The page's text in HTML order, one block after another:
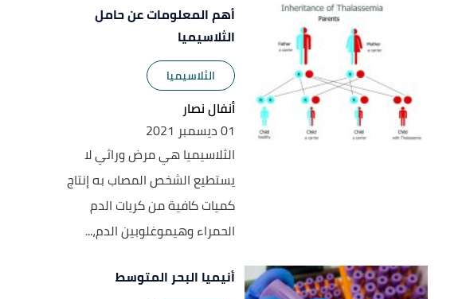
أهم المعلومات عن حامل
الثلاسيميا
الثلاسيميا
أنفال نصار
01 ديسمبر 2021
الثلاسيميا هي مرض وراثي لا
يستطيع الشخص المصاب به إنتاج
كميات كافية من كريات الدم
الحمراء وهيموغلوبين الدم،...
أنيميا البحر المتوسط